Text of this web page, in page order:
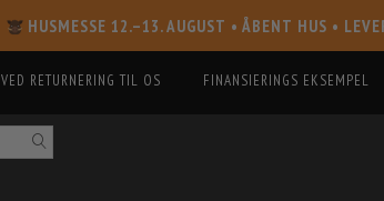
HUSMESSE 12.–13. AUGUST • ÅBENT HUS •
VED RETURNERING TIL OS FINANSIERINGS EKSEMPEL